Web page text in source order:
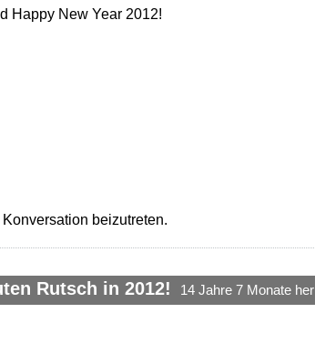
Happy New Year 2012!
Konversation beizutreten.
Rutsch in 2012! 14 Jahre 7 Monate her